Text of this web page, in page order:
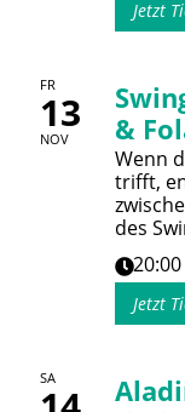
Jetzt
FR
13
NOV
&
Wenn
trifft,
des
Jetzt
SA